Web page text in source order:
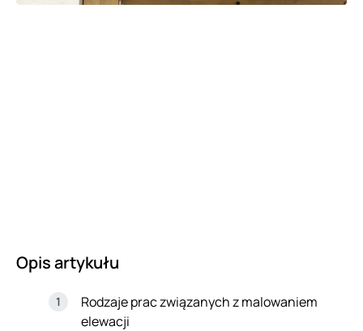
Opis artykułu
Rodzaje prac związanych z malowaniem
elewacji